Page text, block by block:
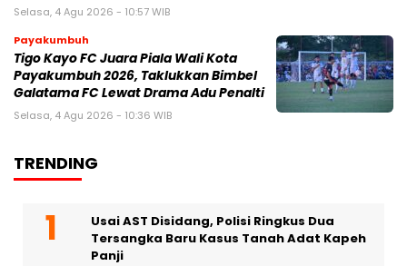
Selasa, 4 Agu 2026 - 10:57 WIB
Payakumbuh
Tigo Kayo FC Juara Piala Wali Kota
Payakumbuh 2026, Taklukkan Bimbel
Galatama FC Lewat Drama Adu Penalti
Selasa, 4 Agu 2026 - 10:36 WIB
TRENDING
Usai AST Disidang, Polisi Ringkus Dua
Tersangka Baru Kasus Tanah Adat Kapeh
Panji